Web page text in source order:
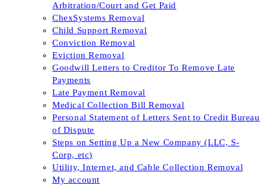
Arbitration/Court and Get Paid
ChexSystems Removal
Child Support Removal
Conviction Removal
Eviction Removal
Goodwill Letters to Creditor To Remove Late
Payments
Late Payment Removal
Medical Collection Bill Removal
Personal Statement of Letters Sent to Credit Bureau
of Dispute
Steps on Setting Up a New Company (LLC, S-
Corp, etc)
Utility, Internet, and Cable Collection Removal
My account